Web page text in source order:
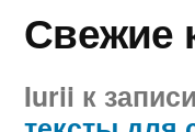
Свежие
Iurii к записи